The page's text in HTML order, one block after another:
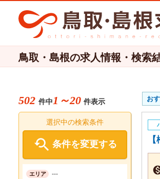
鳥取・島根の求人情報・検索
502 件中 1～20 件表示 お
選択中の検索条件
 条件を変更する
エリア ---